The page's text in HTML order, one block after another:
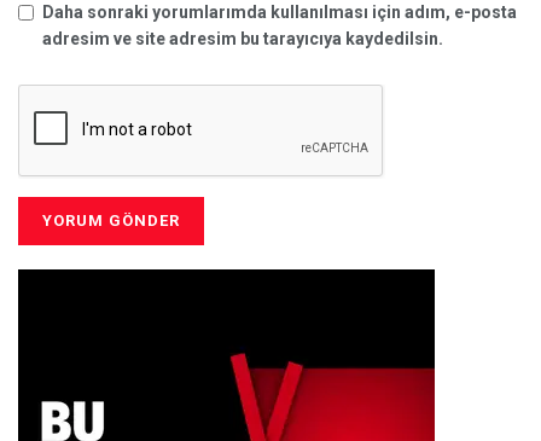
Daha sonraki yorumlarımda kullanılması için adım, e-posta
adresim ve site adresim bu tarayıcıya kaydedilsin.